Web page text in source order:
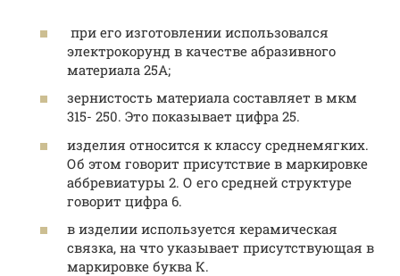
при его изготовлении использовался
электрокорунд в качестве абразивного
материала 25А;
зернистость материала составляет в мкм
315- 250. Это показывает цифра 25.
изделия относится к классу среднемягких.
Об этом говорит присутствие в маркировке
аббревиатуры 2. О его средней структуре
говорит цифра 6.
в изделии используется керамическая
связка, на что указывает присутствующая в
маркировке буква К.